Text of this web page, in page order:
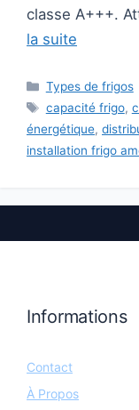
classe A+++.
la suite
Catégories
Types de frigos
Étiquettes
capacité frigo,
énergétique,
installation frigo
Informations
Contact
À Propos